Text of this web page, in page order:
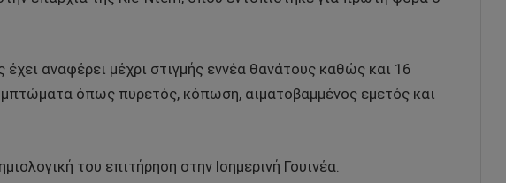
αναφέρει μέχρι στιγμής εννέα θανάτους καθώς και 16
όπως πυρετός, κόπωση, αιματοβαμμένος εμετός και
του επιτήρηση στην Ισημερινή Γουινέα.